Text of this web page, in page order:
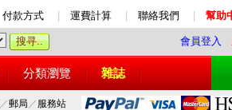
付款方式 運費計算 聯絡我們 幫助
會員登入
分類瀏覽 雜誌
／郵局 ／ 服務站